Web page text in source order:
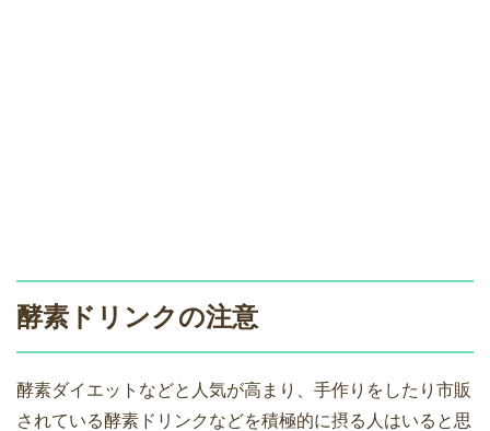
酵素ドリンクの注意
酵素ダイエットなどと人気が高まり、手作りをしたり市販
されている酵素ドリンクなどを積極的に摂る人はいると思